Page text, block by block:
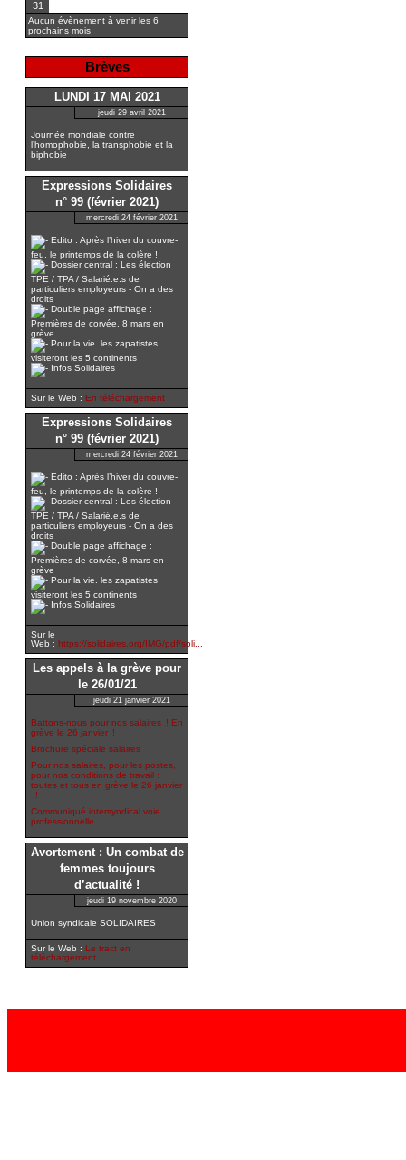
31
Aucun évènement à venir les 6
prochains mois
Brèves
LUNDI 17 MAI 2021
jeudi 29 avril 2021
Journée mondiale contre
l’homophobie, la transphobie et la
biphobie
Expressions Solidaires
n° 99 (février 2021)
mercredi 24 février 2021
Edito : Après l’hiver du couvre-
feu, le printemps de la colère !
Dossier central : Les élection
TPE / TPA / Salarié.e.s de
particuliers employeurs - On a des
droits
Double page affichage :
Premières de corvée, 8 mars en
grève
Pour la vie. les zapatistes
visiteront les 5 continents
Infos Solidaires
Sur le Web : En téléchargement
Expressions Solidaires
n° 99 (février 2021)
mercredi 24 février 2021
Edito : Après l’hiver du couvre-
feu, le printemps de la colère !
Dossier central : Les élection
TPE / TPA / Salarié.e.s de
particuliers employeurs - On a des
droits
Double page affichage :
Premières de corvée, 8 mars en
grève
Pour la vie. les zapatistes
visiteront les 5 continents
Infos Solidaires
Sur le
Web : https://solidaires.org/IMG/pdf/soli...
Les appels à la grève pour
le 26/01/21
jeudi 21 janvier 2021
Battons-nous pour nos salaires ! En
grève le 26 janvier !
Brochure spéciale salaires
Pour nos salaires, pour les postes,
pour nos conditions de travail :
toutes et tous en grève le 26 janvier
!
Communiqué intersyndical voie
professionnelle
Avortement : Un combat de
femmes toujours
d’actualité !
jeudi 19 novembre 2020
Union syndicale SOLIDAIRES
Sur le Web : Le tract en
téléchargement